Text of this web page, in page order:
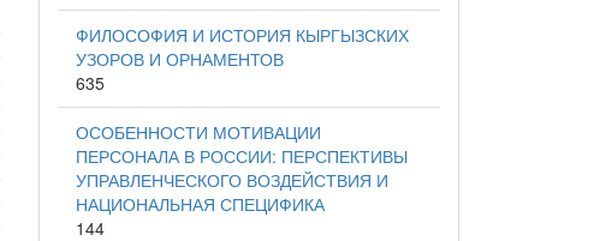
ФИЛОСОФИЯ И ИСТОРИЯ КЫРГЫЗСКИХ
УЗОРОВ И ОРНАМЕНТОВ
635
ОСОБЕННОСТИ МОТИВАЦИИ
ПЕРСОНАЛА В РОССИИ: ПЕРСПЕКТИВЫ
УПРАВЛЕНЧЕСКОГО ВОЗДЕЙСТВИЯ И
НАЦИОНАЛЬНАЯ СПЕЦИФИКА
144